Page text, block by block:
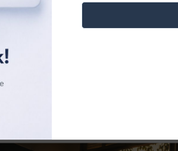
lúc, sống “chua” một chút mới giữ được
ngọt của đời mình Xin chào những tâm hồn
với Blog của Thiệp. Có những bài học của cuộc
không nằm trong sách vở. Chỉ cần lặng lẽ đứng